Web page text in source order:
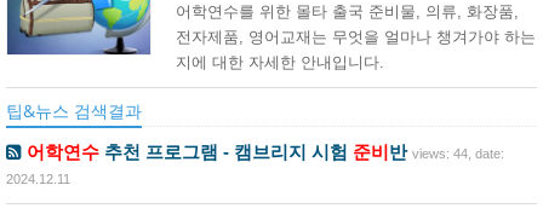
어학연수를 위한 몰타 출국 준비물, 의류, 화장품,
전자제품, 영어교재는 무엇을 얼마나 챙겨가야 하는
지에 대한 자세한 안내입니다.
팁&뉴스 검색결과
어학연수 추천 프로그램 - 캠브리지 시험 준비반 views: 44, date:
2024.12.11